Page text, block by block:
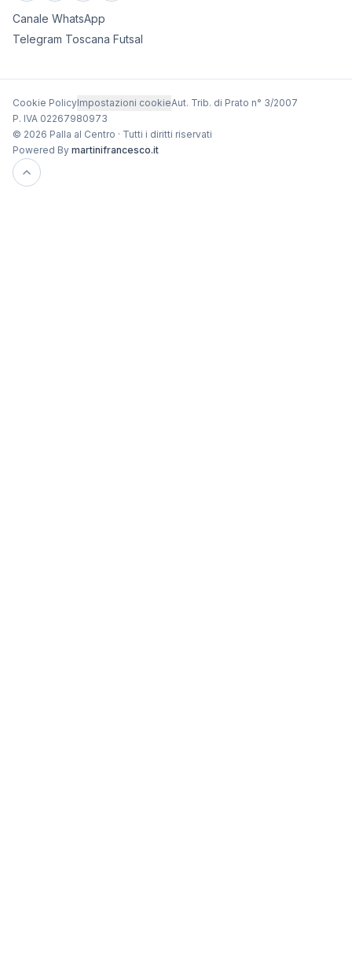
Canale WhatsApp
Telegram Toscana Futsal
Cookie PolicyImpostazioni cookieAut. Trib. di Prato n° 3/2007
P. IVA 02267980973
© 2026 Palla al Centro · Tutti i diritti riservati
Powered By martinifrancesco.it